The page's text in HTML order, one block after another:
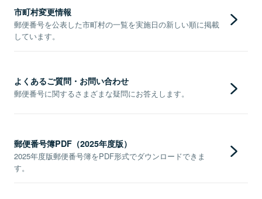
市町村変更情報
郵便番号を公表した市町村の一覧を実施日の新しい順に掲載
しています。
よくあるご質問・お問い合わせ
郵便番号に関するさまざまな疑問にお答えします。
郵便番号簿PDF（2025年度版）
2025年度版郵便番号簿をPDF形式でダウンロードできま
す。